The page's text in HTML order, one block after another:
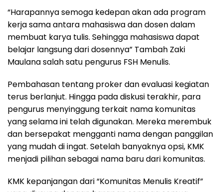
“Harapannya semoga kedepan akan ada program
kerja sama antara mahasiswa dan dosen dalam
membuat karya tulis. Sehingga mahasiswa dapat
belajar langsung dari dosennya” Tambah Zaki
Maulana salah satu pengurus FSH Menulis.
Pembahasan tentang proker dan evaluasi kegiatan
terus berlanjut. Hingga pada diskusi terakhir, para
pengurus menyinggung terkait nama komunitas
yang selama ini telah digunakan. Mereka merembuk
dan bersepakat mengganti nama dengan panggilan
yang mudah di ingat. Setelah banyaknya opsi, KMK
menjadi pilihan sebagai nama baru dari komunitas.
KMK kepanjangan dari “Komunitas Menulis Kreatif”